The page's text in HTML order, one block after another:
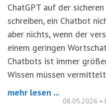
ChatGPT auf der
schreiben, ein Chatbot
aber nichts, wenn der
einem geringen
Chatbots ist immer
Wissen müssen
mehr lesen ...
08.05.2026 •